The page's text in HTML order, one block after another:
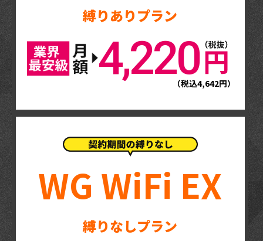
縛りありプラン
4,220（税込4,642円）
WG WiFi EX
縛りなしプラン